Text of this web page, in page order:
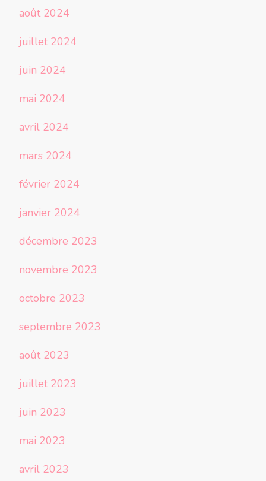
août 2024
juillet 2024
juin 2024
mai 2024
avril 2024
mars 2024
février 2024
janvier 2024
décembre 2023
novembre 2023
octobre 2023
septembre 2023
août 2023
juillet 2023
juin 2023
mai 2023
avril 2023